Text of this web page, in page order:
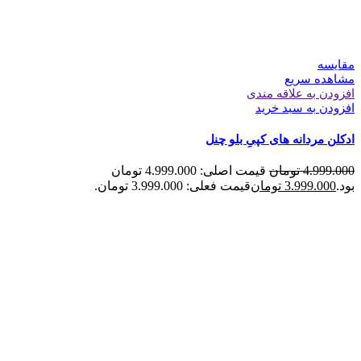
مقایسه
مشاهده سریع
افزودن به علاقه مندی
افزودن به سبد خرید
ادکلن مردانه های کپیِ بلو چنل
4.999.000 تومان
قیمت اصلی: 4.999.000 تومان
بود.3.999.000 تومانقیمت فعلی: 3.999.000 تومان.